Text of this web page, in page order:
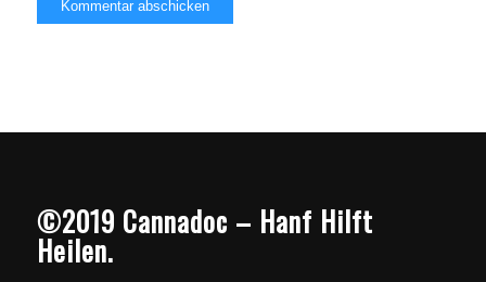
©2019 Cannadoc – Hanf Hilft
Heilen.